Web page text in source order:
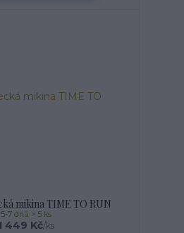
mikina TIME TO RUN
449 Kč/ks
5-7 dnů > 5 ks